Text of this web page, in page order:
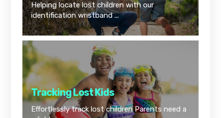
Helping locate lost children with our
identification wristband ...
Tracking Lost Kids
Effortlessly track lost children Parents need a